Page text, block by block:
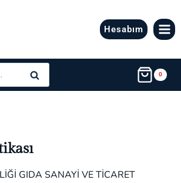
Hesabım
Ara 0
GIDA SANAYİ VE TİCARET